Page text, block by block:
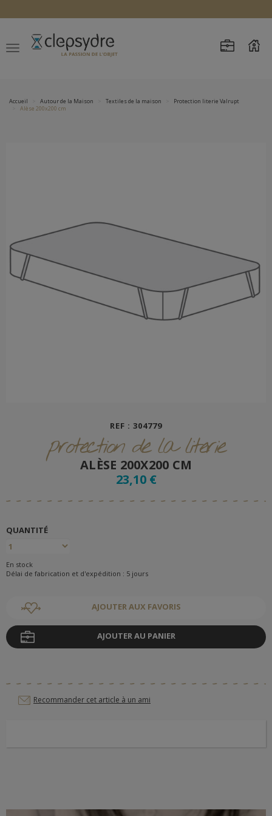
Accueil Autour de la Maison Textiles de la maison
Protection literie Valrupt
Alèse 200x200 cm
REF : 304779
protection de la literie
ALÈSE 200X200 CM
23,10 €
QUANTITÉ
En stock
Délai de fabrication et d'expédition : 5 jours
AJOUTER AUX FAVORIS
AJOUTER AU PANIER
Recommander cet article à un ami